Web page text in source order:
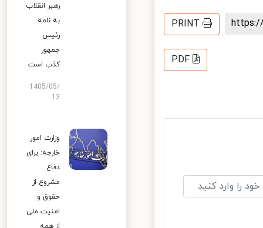
PRINT
PDF
رهبر انقلاب
به نامه
رئیس
جمهور
کذب است
1405/05/
13
وزارت امور
خارجه: برای
دفاع
مشروع از
حقوق و
امنیت ملی